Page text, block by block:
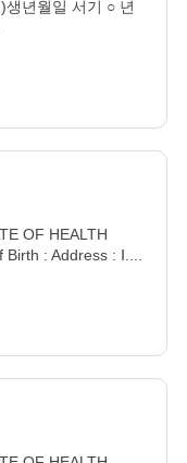
년월일 서기 ○ 년
OF HEALTH
: Address : Ⅰ....